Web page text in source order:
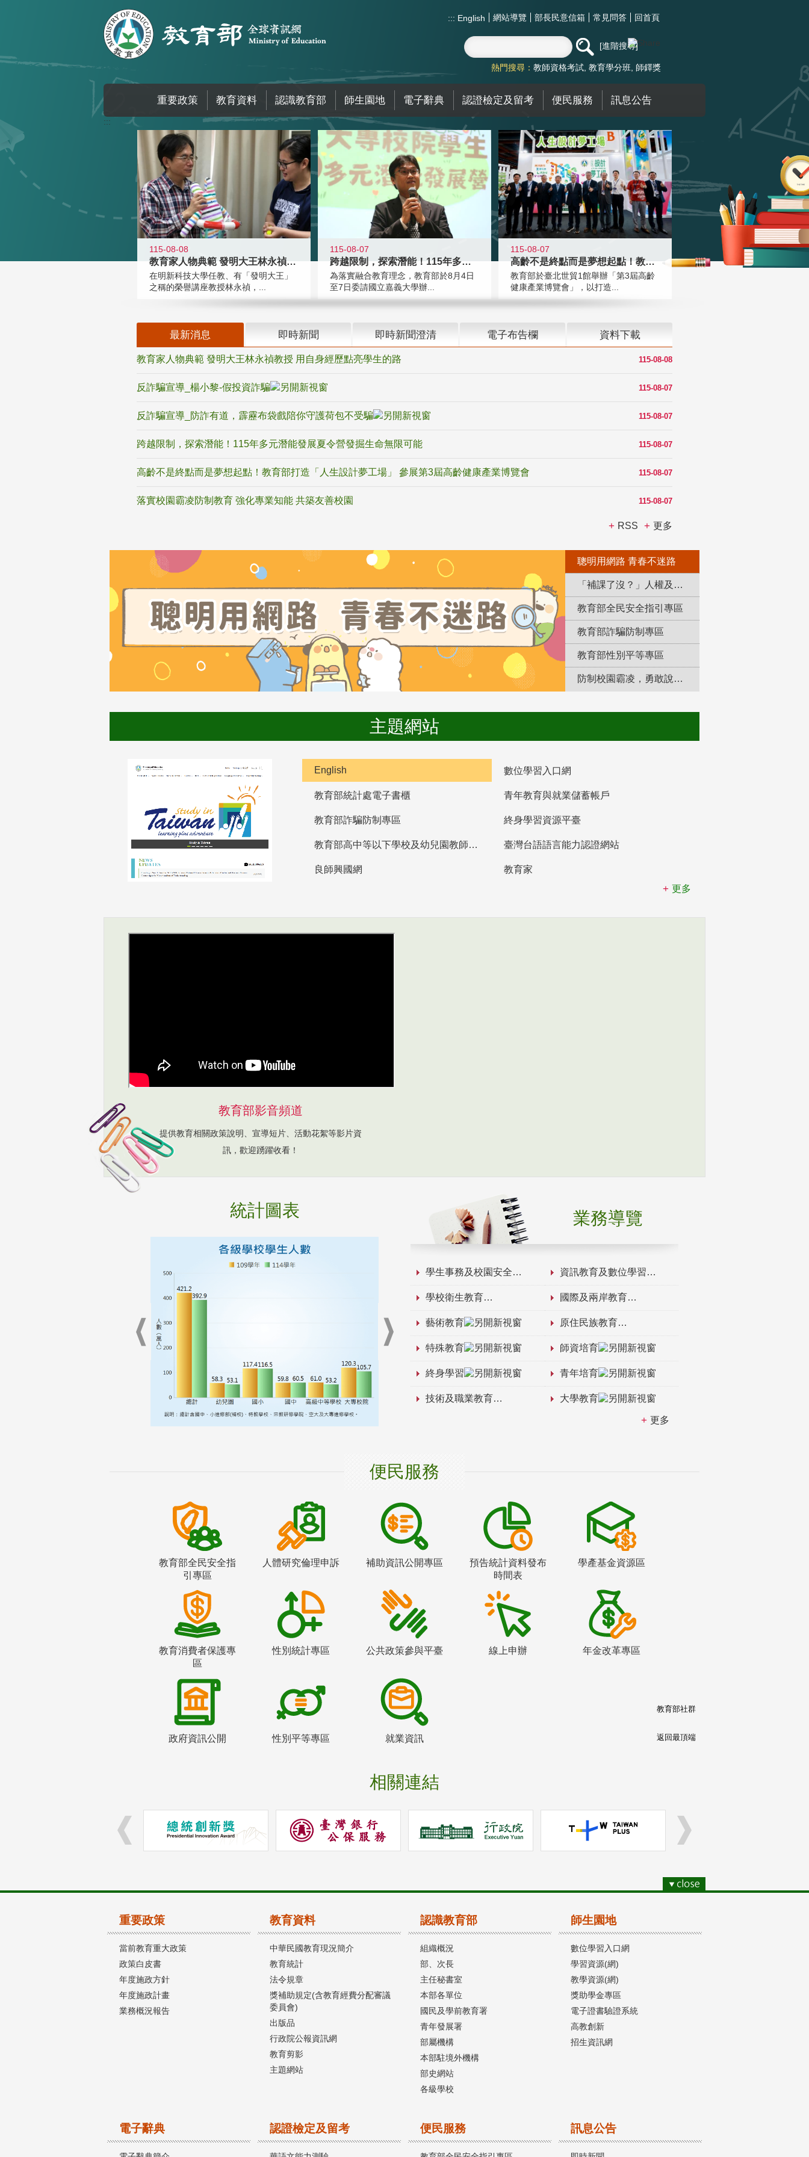
::: English 網站導覽 部長民意信箱 常見問答 回首頁
進階搜尋
熱門搜尋： 教師資格考試 教育學分班 師鐸獎
重要政策 教育資料 認識教育部 師生園地 電子辭典 認證檢定及留考 便民服務 訊息公告
:::
115-08-08
教育家人物典範 發明大王林永禎教授
在明新科技大學任教、有「發明大王」
之稱的榮譽講座教授林永禎，...
115-08-07
跨越限制，探索潛能！115年多元潛
為落實融合教育理念，教育部於8月4日
至7日委請國立嘉義大學辦...
115-08-07
高齡不是終點而是夢想起點！教育部打
教育部於臺北世貿1館舉辦「第3屆高齡
健康產業博覽會」，以打造...
最新消息 即時新聞 即時新聞澄清 電子布告欄 資料下載
115-08-08
教育家人物典範 發明大王林永禎教授 用自身經歷點亮學生的路
115-08-07
反詐騙宣導_楊小黎-假投資詐騙
115-08-07
反詐騙宣導_防詐有道，霹靂布袋戲陪你守護荷包不受騙
115-08-07
跨越限制，探索潛能！115年多元潛能發展夏令營發掘生命無限可能
115-08-07
高齡不是終點而是夢想起點！教育部打造「人生設計夢工場」 參展第3屆高齡健康產業博覽會
115-08-07
落實校園霸凌防制教育 強化專業知能 共築友善校園
RSS 更多
聰明用網路 青春不迷路
「補課了沒？」人權及轉型正義教育專區
教育部全民安全指引專區
教育部詐騙防制專區
教育部性別平等專區
防制校園霸凌，勇敢說出來！
主題網站
English 數位學習入口網
教育部統計處電子書櫃 青年教育與就業儲蓄帳戶
教育部詐騙防制專區 終身學習資源平臺
教育部高中等以下學校及幼兒園教師資格檢定考試 臺灣台語語言能力認證網站
良師興國網
教育家
更多
教育部影音頻道
提供教育相關政策說明、宣導短片、活動花絮等影片資
訊，歡迎踴躍收看！
統計圖表 業務導覽
學生事務及校園安全 資訊教育及數位學習
學校衛生教育 國際及兩岸教育
藝術教育 原住民族教育
特殊教育 師資培育
終身學習 青年培育
技術及職業教育 大學教育
更多
便民服務
教育部全民安全指
引專區
人體研究倫理申訴 補助資訊公開專區
預告統計資料發布
時間表
學產基金資源區
教育消費者保護專
區
性別統計專區 公共政策參與平臺 線上申辦 年金改革專區
政府資訊公開 性別平等專區 就業資訊
相關連結
教育部社群
返回最頂端
重要政策
當前教育重大政策
政策白皮書
年度施政方針
年度施政計畫
業務概況報告
教育資料
中華民國教育現況簡介
教育統計
法令規章
獎補助規定(含教育經費分配審議
委員會)
出版品
行政院公報資訊網
教育剪影
主題網站
認識教育部
組織概況
部、次長
主任秘書室
本部各單位
國民及學前教育署
青年發展署
部屬機構
本部駐境外機構
部史網站
各級學校
師生園地
數位學習入口網
學習資源(網)
教學資源(網)
獎助學金專區
電子證書驗證系統
高教創新
招生資訊網
電子辭典 認證檢定及留考 便民服務 訊息公告